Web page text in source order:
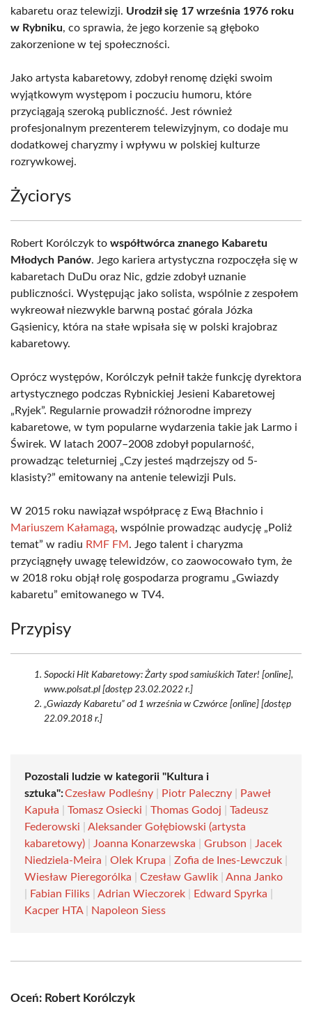
kabaretu oraz telewizji. Urodził się 17 września 1976 roku
w Rybniku, co sprawia, że jego korzenie są głęboko
zakorzenione w tej społeczności.
Jako artysta kabaretowy, zdobył renomę dzięki swoim
wyjątkowym występom i poczuciu humoru, które
przyciągają szeroką publiczność. Jest również
profesjonalnym prezenterem telewizyjnym, co dodaje mu
dodatkowej charyzmy i wpływu w polskiej kulturze
rozrywkowej.
Życiorys
Robert Korólczyk to współtwórca znanego Kabaretu
Młodych Panów. Jego kariera artystyczna rozpoczęła się w
kabaretach DuDu oraz Nic, gdzie zdobył uznanie
publiczności. Występując jako solista, wspólnie z zespołem
wykreował niezwykle barwną postać górala Józka
Gąsienicy, która na stałe wpisała się w polski krajobraz
kabaretowy.
Oprócz występów, Korólczyk pełnił także funkcję dyrektora
artystycznego podczas Rybnickiej Jesieni Kabaretowej
„Ryjek”. Regularnie prowadził różnorodne imprezy
kabaretowe, w tym popularne wydarzenia takie jak Larmo i
Świrek. W latach 2007–2008 zdobył popularność,
prowadząc teleturniej „Czy jesteś mądrzejszy od 5-
klasisty?” emitowany na antenie telewizji Puls.
W 2015 roku nawiązał współpracę z Ewą Błachnio i
Mariuszem Kałamagą, wspólnie prowadząc audycję „Poliż
temat” w radiu RMF FM . Jego talent i charyzma
przyciągnęły uwagę telewidzów, co zaowocowało tym, że
w 2018 roku objął rolę gospodarza programu „Gwiazdy
kabaretu” emitowanego w TV4.
Przypisy
Sopocki Hit Kabaretowy: Żarty spod samiuśkich Tater! [online],
www.polsat.pl [dostęp 23.02.2022 r.]
„Gwiazdy Kabaretu” od 1 września w Czwórce [online] [dostęp
22.09.2018 r.]
Pozostali ludzie w kategorii "Kultura i
sztuka":Czesław Podleśny Piotr Paleczny
Paweł
Kapuła
Tomasz Osiecki Thomas Godoj
Tadeusz
Federowski
Aleksander Gołębiowski (artysta
kabaretowy)
Joanna Konarzewska Grubson
Jacek
Niedziela-Meira
Olek Krupa Zofia de Ines-Lewczuk
Wiesław Pieregorólka
Czesław Gawlik
Anna Janko
Fabian Filiks Adrian Wieczorek Edward Spyrka
Kacper HTA| Napoleon Siess
Oceń: Robert Korólczyk